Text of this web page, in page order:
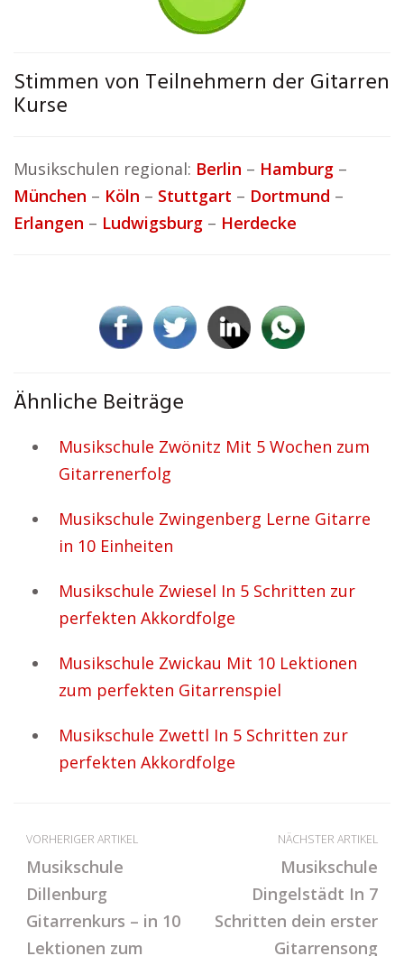
Stimmen von Teilnehmern der Gitarren
Kurse
Musikschulen regional: Berlin – Hamburg –
München – Köln – Stuttgart – Dortmund –
Erlangen – Ludwigsburg – Herdecke
Ähnliche Beiträge
Musikschule Zwönitz Mit 5 Wochen zum
Gitarrenerfolg
Musikschule Zwingenberg Lerne Gitarre
in 10 Einheiten
Musikschule Zwiesel In 5 Schritten zur
perfekten Akkordfolge
Musikschule Zwickau Mit 10 Lektionen
zum perfekten Gitarrenspiel
Musikschule Zwettl In 5 Schritten zur
perfekten Akkordfolge
VORHERIGER ARTIKEL
Musikschule
Dillenburg
Gitarrenkurs – in 10
Lektionen zum
NÄCHSTER ARTIKEL
Musikschule
Dingelstädt In 7
Schritten dein erster
Gitarrensong